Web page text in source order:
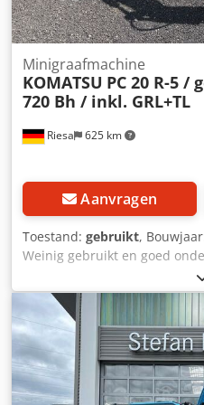
Riesa 625 km
Minigraafmachine
KOMATSU PC 20 R-5 /
720 Bh / inkl. GRL+TL
Aanvragen
Toestand: gebruikt,
Weinig gebruikt en goed
Komatsu PC 20 R-5
gewicht incl. accessoires ca.
3D67E-2A met 11,8 kW *
hoogte 2.370 mm * Totale
(990 mm) * Breedte van de
Draairadius achterzijde
rupsband 1.570 mm * Max.